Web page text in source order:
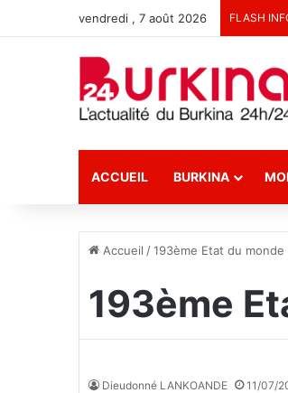
vendredi , 7 août 2026 FLASH
ACCUEIL BURKINA
Accueil /193ème Etat du monde
193ème
Dieudonné LANKOANDE 11/07/